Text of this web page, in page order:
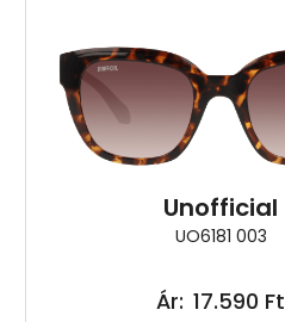
Unofficial
UO6181 003
Ár: 17.590 Ft